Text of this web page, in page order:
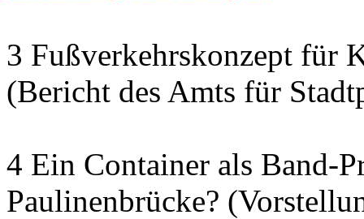
3 Fußverkehrskonzept für
(Bericht des Amts für
4 Ein Container als Band-
Paulinenbrücke?